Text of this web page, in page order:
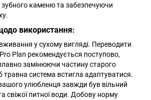
зубного каменю та забезпечуючи
використання:
у сухому вигляді. Переводити
Plan рекомендується поступово,
замінюючи частину старого
система встигла адаптуватися.
улюбленця завжди був вільний
свіжої питної води. Добову норму